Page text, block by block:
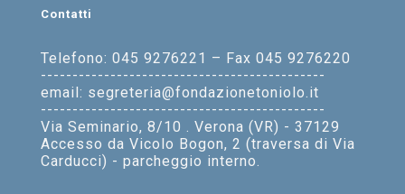
Contatti
Telefono: 045 9276221 – Fax 045 9276220
---------------------------------------------
email: segreteria@fondazionetoniolo.it
---------------------------------------------
Via Seminario, 8/10 . Verona (VR) - 37129
Accesso da Vicolo Bogon, 2 (traversa di Via
Carducci) - parcheggio interno.